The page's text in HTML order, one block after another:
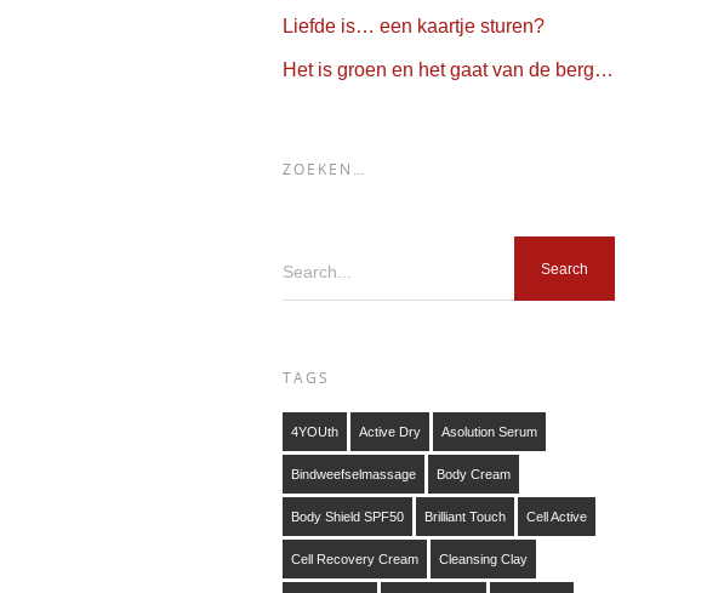
Liefde is… een kaartje sturen?
Het is groen en het gaat van de berg…
ZOEKEN…
Search...
TAGS
4YOUth Active Dry Asolution Serum
Bindweefselmassage Body Cream
Body Shield SPF50 Brilliant Touch Cell Active
Cell Recovery Cream Cleansing Clay